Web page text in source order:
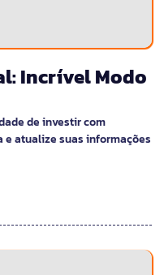
Incrível Modo
de investir com
e atualize suas informações